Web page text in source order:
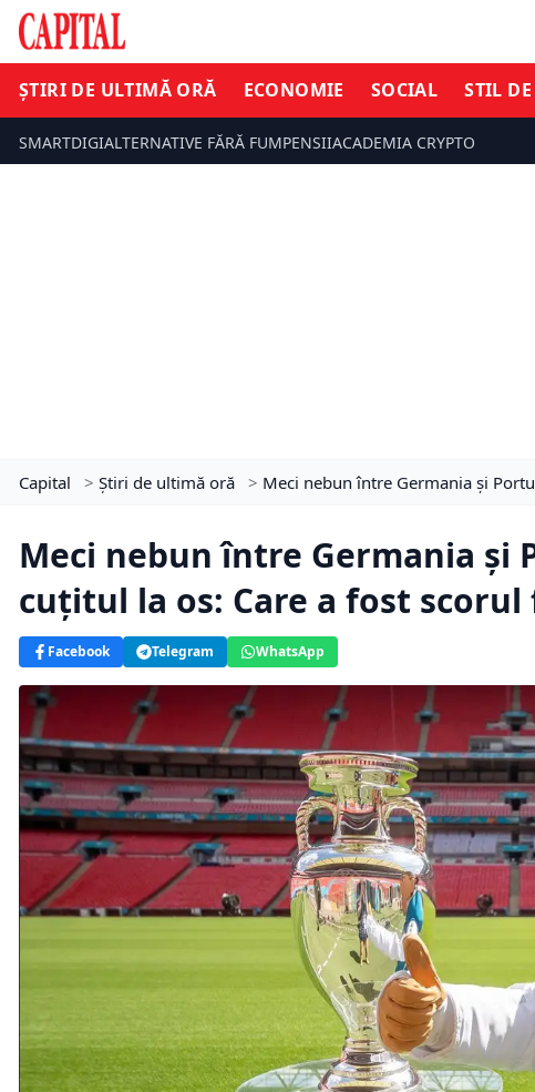
ȘTIRI DE ULTIMĂ ORĂ ECONOMIE SOCIAL STIL
SMARTDIGIALTERNATIVE FĂRĂ FUMPENSIIACADEMIA CRYPTO
Capital > Știri de ultimă oră > Meci nebun între Germania și
Meci nebun între Germania și
cuțitul la os: Care a fost scorul
Facebook Telegram WhatsApp